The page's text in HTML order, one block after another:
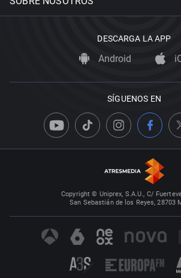
DESCARGA LA APP
Android
SÍGUENOS EN
Copyright © Uniprex, S.A.U., C/
San Sebastián de los Reyes, 28703